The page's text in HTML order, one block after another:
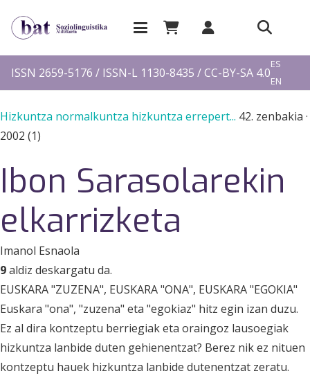
ISSN 2659-5176 / ISSN-L 1130-8435 / CC-BY-SA 4.0
ES
EN
Hizkuntza normalkuntza hizkuntza errepert... 42. zenbakia ·
2002 (1)
Ibon Sarasolarekin
elkarrizketa
Imanol Esnaola
9aldiz deskargatu da.
EUSKARA "ZUZENA", EUSKARA "ONA", EUSKARA "EGOKIA"
Euskara "ona", "zuzena" eta "egokiaz" hitz egin izan duzu.
Ez al dira kontzeptu berriegiak eta oraingoz lausoegiak
hizkuntza lanbide duten gehienentzat? Berez nik ez nituen
kontzeptu hauek hizkuntza lanbide dutenentzat zeratu.